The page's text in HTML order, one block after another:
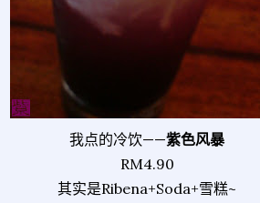
我点的冷饮——紫色风暴
RM4.90
其实是Ribena+Soda+雪糕~